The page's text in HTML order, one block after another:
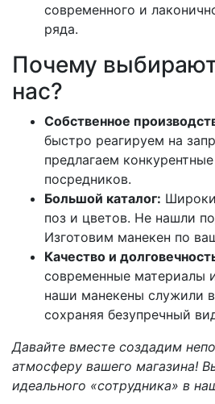
современного и
ряда.
Почему
нас?
Собственное
быстро реагируем на
предлагаем
посредников.
Большой каталог:
поз и цветов. Не нашли
Изготовим манекен по
Качество и
современные материалы
наши манекены служили
сохраняя безупречный
Давайте вместе создадим
атмосферу вашего магазина!
идеального «сотрудника» в